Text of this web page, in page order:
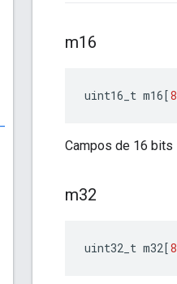
m16
uint16_t m16[8
Campos de 16 bits
m32
uint32_t m32[8